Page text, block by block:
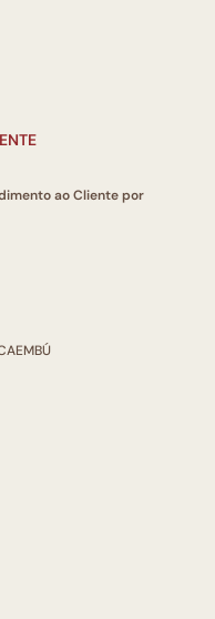
ao Cliente por